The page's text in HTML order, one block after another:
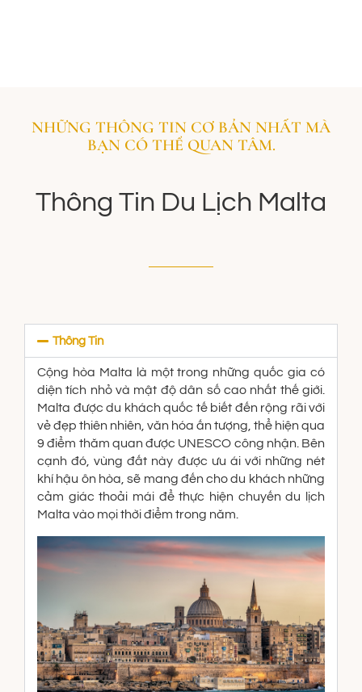
NHỮNG THÔNG TIN CƠ BẢN NHẤT MÀ
BẠN CÓ THỂ QUAN TÂM.
Thông Tin Du Lịch Malta
Thông Tin
Cộng hòa Malta là một trong những quốc gia có
diện tích nhỏ và mật độ dân số cao nhất thế giới.
Malta được du khách quốc tế biết đến rộng rãi với
vẻ đẹp thiên nhiên, văn hóa ấn tượng, thể hiện qua
9 điểm thăm quan được UNESCO công nhận. Bên
cạnh đó, vùng đất này được ưu ái với những nét
khí hậu ôn hòa, sẽ mang đến cho du khách những
cảm giác thoải mái để thực hiện chuyến du lịch
Malta vào mọi thời điểm trong năm.